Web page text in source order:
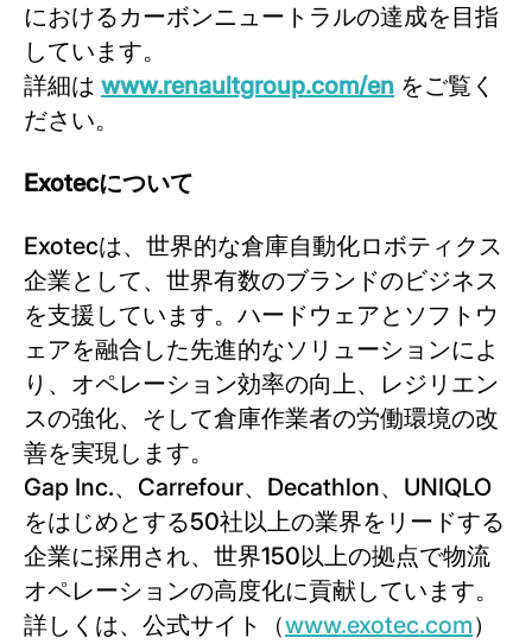
におけるカーボンニュートラルの達成を目指
しています。
詳細は www.renaultgroup.com/en をご覧く
ださい。
Exotecについて
Exotecは、世界的な倉庫自動化ロボティクス
企業として、世界有数のブランドのビジネス
を支援しています。ハードウェアとソフトウ
ェアを融合した先進的なソリューションによ
り、オペレーション効率の向上、レジリエン
スの強化、そして倉庫作業者の労働環境の改
善を実現します。
Gap Inc.、Carrefour、Decathlon、UNIQLO
をはじめとする50社以上の業界をリードする
企業に採用され、世界150以上の拠点で物流
オペレーションの高度化に貢献しています。
詳しくは、公式サイト（www.exotec.com）